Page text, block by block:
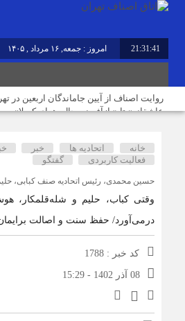
21:31:41 امروز : جمعه, ۱۶ مرداد , ۱۴۰۵
روایت اصناف از آیین جاماندگان اربعین در
عاشقانه» تا «بازآفرینی حال‌وهوای کربلا»
نوسازی صنعت، ارتقای کیفیت و توسعه
محیط‌زیست، مسیر آینده صنف
مردم افزایش بی رویه قیمت اجاره‌بها را
املاک می‌بینند؛ این در حالی است که ما در
بی‌گناهیم
رکود صنعت منسوجات، سفارش‌های رنگرزی و
خانه اتحادیه ها خبر
فعالیت کاربردی
گفتگو
حسین محمدی، رئیس اتحادیه صنف کبابی،
وقتی کباب، حلیم و شله‌قلمکار،
درمی‌آورد/ حفظ سنت و اصالت
کد خبر : 1788
08 آذر 1402 - 15:29